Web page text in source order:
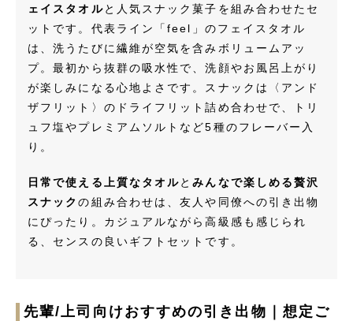
ェイスタオルと人気スナック菓子を組み合わせたセ
ットです。代表ライン「feel」のフェイスタオル
は、洗うたびに繊維が空気を含みボリュームアッ
プ。最初から抜群の吸水性で、洗顔やお風呂上がり
が楽しみになる心地よさです。スナックは〈アンド
ザフリット〉のドライフリット詰め合わせで、トリ
ュフ塩やプレミアムソルトなど5種のフレーバー入
り。
日常で使える上質なタオルとみんなで楽しめる贅沢
スナックの組み合わせは、友人や同僚への引き出物
にぴったり。カジュアルながら高級感も感じられ
る、センスの良いギフトセットです。
先輩/上司向けおすすめの引き出物｜想定ご